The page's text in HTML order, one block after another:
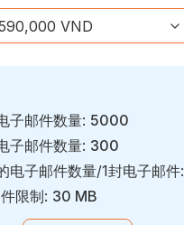
子邮件数量: 5000
子邮件数量: 300
电子邮件数量/1封电子邮件:
限制: 30 MB